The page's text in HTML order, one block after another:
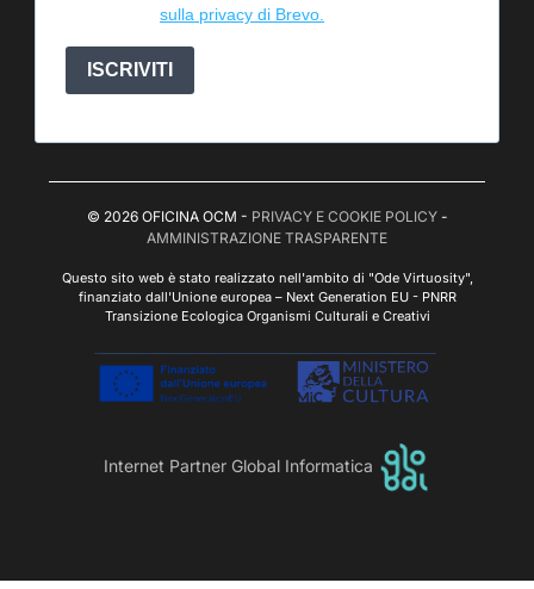
sulla privacy di Brevo.
ISCRIVITI
© 2026 OFICINA OCM - PRIVACY E COOKIE POLICY-
AMMINISTRAZIONE TRASPARENTE
Questo sito web è stato realizzato nell'ambito di "Ode Virtuosity",
finanziato dall'Unione europea – Next Generation EU - PNRR
Transizione Ecologica Organismi Culturali e Creativi
Internet Partner Global Informatica